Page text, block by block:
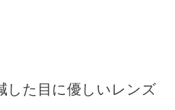
した目に優しいレンズ